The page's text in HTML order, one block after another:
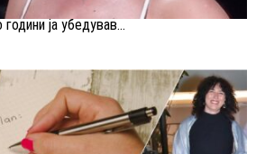
ја убедував...